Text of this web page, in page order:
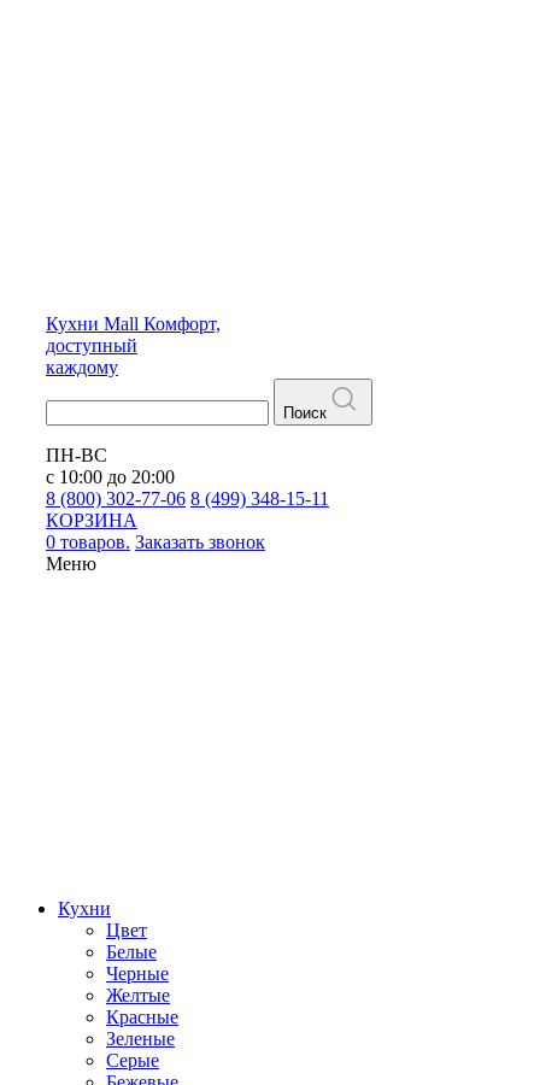
Кухни Mall Комфорт,
доступный
каждому
Поиск
ПН-ВС
с 10:00 до 20:00
8 (800) 302-77-06 8 (499) 348-15-11
КОРЗИНА
0 товаров. Заказать звонок
Меню
Кухни
Цвет
Белые
Черные
Желтые
Красные
Зеленые
Серые